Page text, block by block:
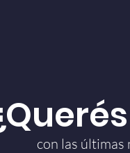
con las últimas